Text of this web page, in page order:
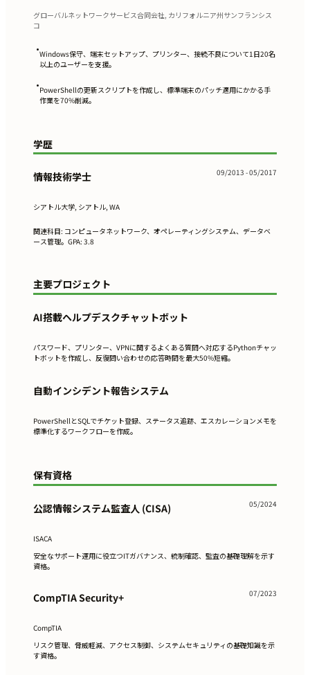
グローバルネットワークサービス合同会社, カリフォルニア州サンフランシス
コ
•Windows保守、端末セットアップ、プリンター、接続不良について1日20名
以上のユーザーを支援。
•PowerShellの更新スクリプトを作成し、標準端末のパッチ適用にかかる手
作業を70%削減。
学歴
情報技術学士 09/2013 - 05/2017
シアトル大学, シアトル, WA
関連科目: コンピュータネットワーク、オペレーティングシステム、データベ
ース管理。GPA: 3.8
主要プロジェクト
AI搭載ヘルプデスクチャットボット
パスワード、プリンター、VPNに関するよくある質問へ対応するPythonチャッ
トボットを作成し、反復問い合わせの応答時間を最大50%短縮。
自動インシデント報告システム
PowerShellとSQLでチケット登録、ステータス追跡、エスカレーションメモを
標準化するワークフローを作成。
保有資格
公認情報システム監査人 (CISA) 05/2024
ISACA
安全なサポート運用に役立つITガバナンス、統制確認、監査の基礎理解を示す
資格。
CompTIA Security+ 07/2023
CompTIA
リスク管理、脅威軽減、アクセス制御、システムセキュリティの基礎知識を示
す資格。